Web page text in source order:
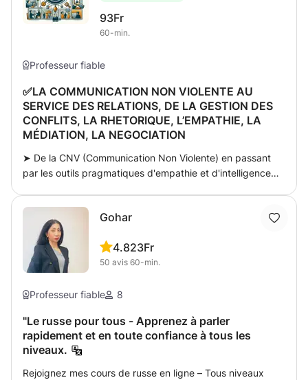
93Fr
60-min.
Professeur fiable
✅LA COMMUNICATION NON VIOLENTE AU
SERVICE DES RELATIONS, DE LA GESTION DES
CONFLITS, LA RHETORIQUE, L’EMPATHIE, LA
MÉDIATION, LA NEGOCIATION
➤ De la CNV (Communication Non Violente) en passant
par les outils pragmatiques d'empathie et d'intelligence
mettre en place des outils rationnels pour désamorcer les
conflits et entrer dans sa zone de confort / sécurité.
Notamment des techniques simples qui permettent
d'améliorer ses relations intimes, personnelles,
violentes de façon harmonieuse, efficace et durable. ➤
personnelle/professionnelle & surmonter les conflits qui en
découlent éventuellement. Alors, comment faire passer un
message clair, créer la différence ? ➤ Plus précisément,
les objectifs sont de : 0 .Comprendre et repérer les enjeux
Gohar
4.8
50 avis
23Fr
60-min.
Professeur fiable 8
"Le russe pour tous - Apprenez à parler
rapidement et en toute confiance à tous les
niveaux.
Rejoignez mes cours de russe en ligne – Tous niveaux